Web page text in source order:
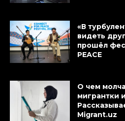
«В
видеть
прошёл
PEACE
О чем
мигрантки
Migrant.uz